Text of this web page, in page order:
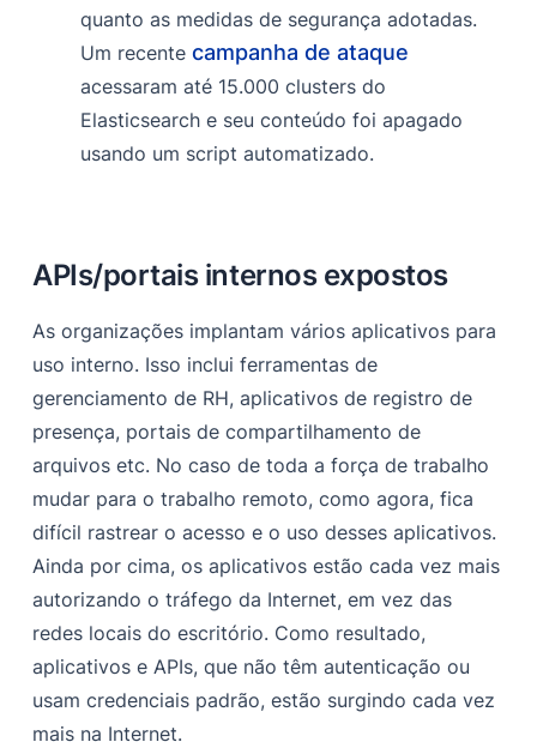
quanto as medidas de segurança adotadas.
Um recentecampanha de ataque
acessaram até 15.000 clusters do
Elasticsearch e seu conteúdo foi apagado
usando um script automatizado.
APIs/portais internos expostos
As organizações implantam vários aplicativos para
uso interno. Isso inclui ferramentas de
gerenciamento de RH, aplicativos de registro de
presença, portais de compartilhamento de
arquivos etc. No caso de toda a força de trabalho
mudar para o trabalho remoto, como agora, fica
difícil rastrear o acesso e o uso desses aplicativos.
Ainda por cima, os aplicativos estão cada vez mais
autorizando o tráfego da Internet, em vez das
redes locais do escritório. Como resultado,
aplicativos e APIs, que não têm autenticação ou
usam credenciais padrão, estão surgindo cada vez
mais na Internet.